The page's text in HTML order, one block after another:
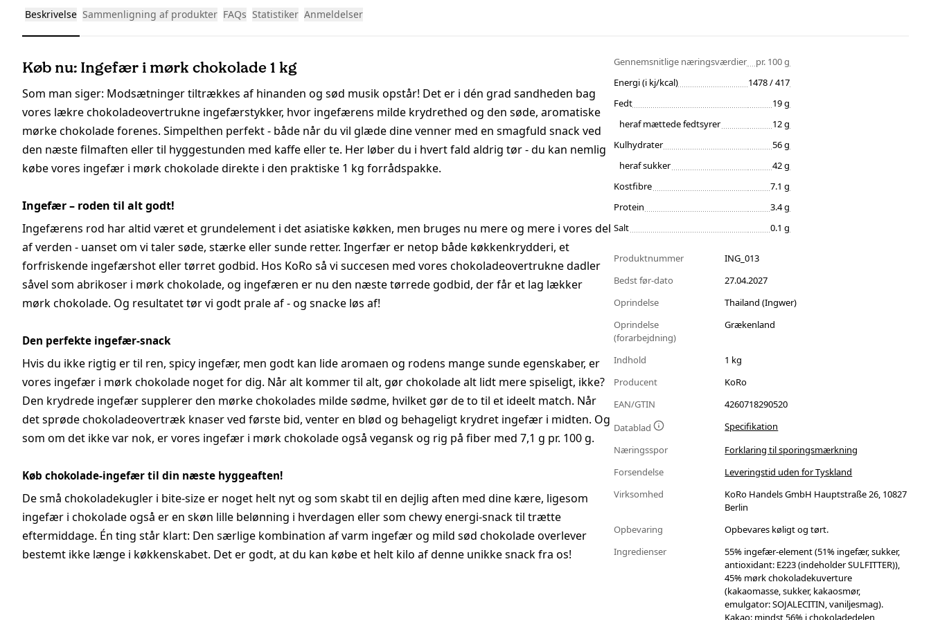
Beskrivelse Sammenligning af produkter FAQs Statistiker Anmeldelser
Køb nu: Ingefær i mørk chokolade 1 kg
Som man siger: Modsætninger tiltrækkes af hinanden og sød musik opstår! Det er i dén grad sandheden bag
vores lækre chokoladeovertrukne ingefærstykker, hvor ingefærens milde krydrethed og den søde, aromatiske
mørke chokolade forenes. Simpelthen perfekt - både når du vil glæde dine venner med en smagfuld snack ved
den næste filmaften eller til hyggestunden med kaffe eller te. Her løber du i hvert fald aldrig tør - du kan nemlig
købe vores ingefær i mørk chokolade direkte i den praktiske 1 kg forrådspakke.
Ingefær– roden til alt godt!
Ingefærens rod har altid været et grundelement i det asiatiske køkken, men bruges nu mere og mere i vores del
af verden - uanset om vi taler søde, stærke eller sunde retter. Ingerfær er netop både køkkenkrydderi, et
forfriskende ingefærshot eller tørret godbid. Hos KoRo så vi succesen med vores chokoladeovertrukne dadler
såvel som abrikoser i mørk chokolade, og ingefæren er nu den næste tørrede godbid, der får et lag lækker
mørk chokolade. Og resultatet tør vi godt prale af - og snacke løs af!
Den perfekte ingefær-snack
Hvis du ikke rigtig er til ren, spicy ingefær, men godt kan lide aromaen og rodens mange sunde egenskaber, er
vores ingefær i mørk chokolade noget for dig. Når alt kommer til alt, gør chokolade alt lidt mere spiseligt, ikke?
Den krydrede ingefær supplerer den mørke chokolades milde sødme, hvilket gør de to til et ideelt match. Når
det sprøde chokoladeovertræk knaser ved første bid, venter en blød og behageligt krydret ingefær i midten. Og
som om det ikke var nok, er vores ingefær i mørk chokolade også vegansk og rig på fiber med 7,1 g pr. 100 g.
Køb chokolade-ingefær til din næste hyggeaften!
De små chokoladekugler i bite-size er noget helt nyt og som skabt til en dejlig aften med dine kære, ligesom
ingefær i chokolade også er en skøn lille belønning i hverdagen eller som chewy energi-snack til trætte
eftermiddage. Én ting står klart: Den særlige kombination af varm ingefær og mild sød chokolade overlever
bestemt ikke længe i køkkenskabet. Det er godt, at du kan købe et helt kilo af denne unikke snack fra os!
Gennemsnitlige næringsværdier
pr. 100 g
Energi (i kj/kcal)
1478 / 417
Fedt
19 g
heraf mættede fedtsyrer
12 g
Kulhydrater
56 g
heraf sukker
42 g
Kostfibre
7.1 g
Protein
3.4 g
Salt
0.1 g
Produktnummer
ING_013
Bedst før-dato
27.04.2027
Oprindelse
Thailand (Ingwer)
Oprindelse
(forarbejdning)
Grækenland
Indhold
1 kg
Producent
KoRo
EAN/GTIN
4260718290520
Datablad
Specifikation
Næringsspor
Forklaring til sporingsmærkning
Forsendelse
Leveringstid uden for Tyskland
Virksomhed
KoRo Handels GmbH Hauptstraße 26, 10827
Berlin
Opbevaring
Opbevares køligt og tørt.
Ingredienser
55% ingefær-element (51% ingefær, sukker,
antioxidant: E223 (indeholder SULFITTER)),
45% mørk chokoladekuverture
(kakaomasse, sukker, kakaosmør,
emulgator: SOJALECITIN, vaniljesmag).